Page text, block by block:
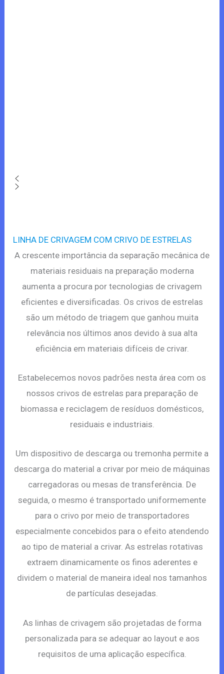
LINHA DE CRIVAGEM COM CRIVO DE ESTRELAS
A crescente importância da separação mecânica de
materiais residuais na preparação moderna
aumenta a procura por tecnologias de crivagem
eficientes e diversificadas. Os crivos de estrelas
são um método de triagem que ganhou muita
relevância nos últimos anos devido à sua alta
eficiência em materiais difíceis de crivar.
Estabelecemos novos padrões nesta área com os
nossos crivos de estrelas para preparação de
biomassa e reciclagem de resíduos domésticos,
residuais e industriais.
Um dispositivo de descarga ou tremonha permite a
descarga do material a crivar por meio de máquinas
carregadoras ou mesas de transferência. De
seguida, o mesmo é transportado uniformemente
para o crivo por meio de transportadores
especialmente concebidos para o efeito atendendo
ao tipo de material a crivar. As estrelas rotativas
extraem dinamicamente os finos aderentes e
dividem o material de maneira ideal nos tamanhos
de partículas desejadas.
As linhas de crivagem são projetadas de forma
personalizada para se adequar ao layout e aos
requisitos de uma aplicação específica.